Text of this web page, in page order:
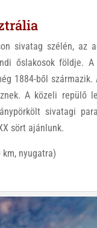
sivatag szélén, az
őslakosok földje.
1884-ből
A közeli repülő
sivatagi
sört ajánlunk.
nyugatra)